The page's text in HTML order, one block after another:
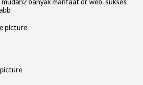
banyak manfaat dr web. sukses